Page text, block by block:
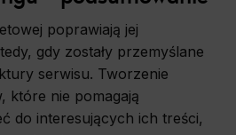
that may be of interest to the user based on browsing history and habits
and retargeting content deemed most appropriate.
poprawiają jej
gdy zostały przemyślane
serwisu. Tworzenie
które nie pomagają
do interesujących ich treści,